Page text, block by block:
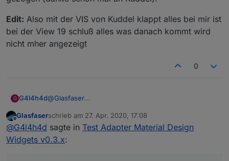
Edit: Also mit der VIS von Kuddel klappt alles bei mir ist
bei der View 19 schluß alles was danach kommt wird
nicht mher angezeigt
0
G G4l4h4d@Glasfaser
Hab mir jetzt zum vergleichen mal die Vis von
@Kuddelgezogen (danke schon mal an Kuddel).
Edit:Also mit der VIS von Kuddel klappt alles bei mir
ist bei der View 19 schluß alles was danach kommt
wird nicht mher angezeigt
Offline
Glasfaserschrieb am 27. Apr. 2020, 17:08
zuletzt editiert von
@G4l4h4d sagte in Test Adapter Material Design
Widgets v0.3.x: